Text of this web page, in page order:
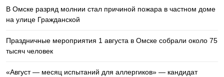
В Омске разряд молнии стал причиной пожара в частном доме
на улице Гражданской
Праздничные мероприятия 1 августа в Омске собрали около 75
тысяч человек
«Август — месяц испытаний для аллергиков» — кандидат